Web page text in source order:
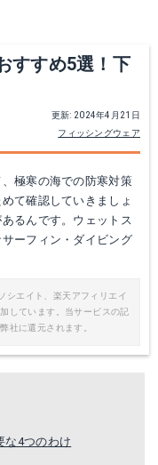
すすめ5選！下
更新: 2024年4月21日
フィッシングウェア
極寒の海での防寒対策
て確認していきましょ
るんです。ウェットス
ーフィン・ダイビング
シエイト、楽天アフィリエイ
しています。当サービスの記
社に還元されます。
な4つのわけ
HOT GELL
楽天で詳細を見る